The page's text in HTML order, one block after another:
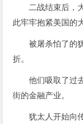
二战结束后，
此牢牢抱紧美国的
被屠杀怕了的
折。
他们吸取了过
街的金融产业。
犹太人开始向